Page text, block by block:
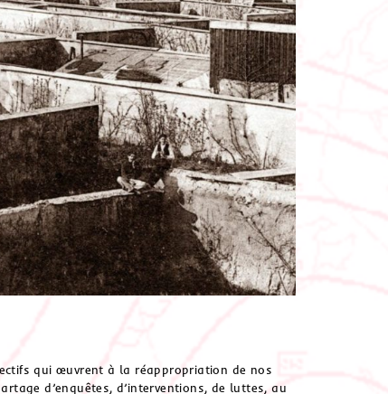
qui œuvrent à la réappropriation de nos
d’enquêtes, d’interventions, de luttes, au